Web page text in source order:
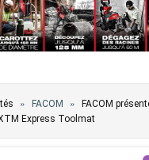
» FACOM »
FACOM
Express Toolmat